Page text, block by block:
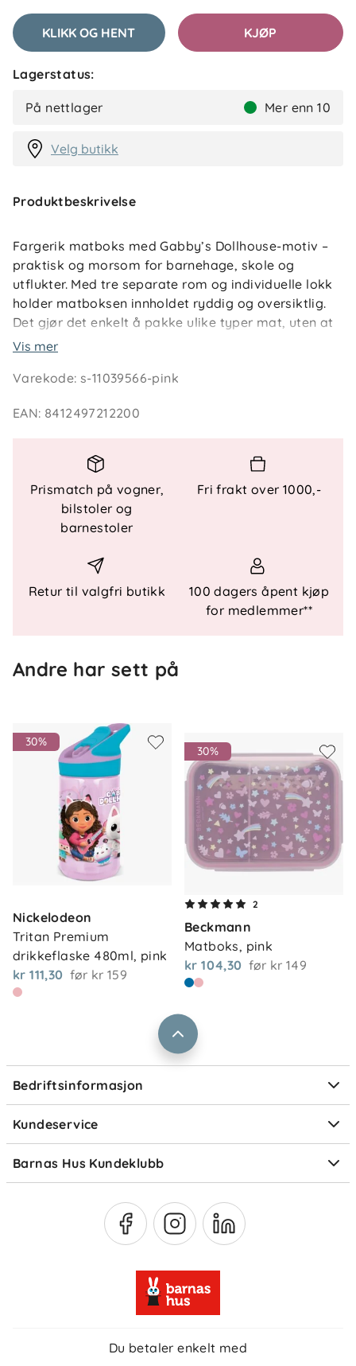
KLIKK OG HENT KJØP
Lagerstatus:
På nettlager Mer enn 10
Velg butikk
Produktbeskrivelse
Fargerik matboks med Gabby’s Dollhouse-motiv –
praktisk og morsom for barnehage, skole og
utflukter. Med tre separate rom og individuelle lokk
holder matboksen innholdet ryddig og oversiktlig.
Det gjør det enkelt å pakke ulike typer mat, uten at
smakene blandes.
Matboksen er laget i slitesterk plast som tåler
stoffer. Perfekt for barn som liker å ha oversikt over
funksjonell løsning.
Spesifikasjoner og vedlikehold
Materiale:
Separate lokk for hvert rom
Rengjøring: Vaskes for hånd før bruk
Barnehage, skole, tur
Vis mer
Varekode:s-11039566-pink
EAN: 8412497212200
Prismatch på vogner,
bilstoler og
barnestoler
Fri frakt over 1000,-
Retur til valgfri butikk
100 dagers åpent kjøp
for medlemmer**
Andre har sett på
30%
Nickelodeon
Tritan Premium
drikkeflaske 480ml, pink
kr 111,30 før kr 159
30%
2
Beckmann
Matboks, pink
kr 104,30 før kr 149
Bedriftsinformasjon
Våre butikker
Vårt samfunnsansvar
Jobbe i Barnas Hus
Størrelsesguider
Kundeservice
Frakt og levering
Retur og reklamasjon
Salgsbetingelser
Ofte stilte spørsmål
Om Klarna
Barnas Hus Kundeklubb
Medlemsvilkår
Du betaler enkelt med